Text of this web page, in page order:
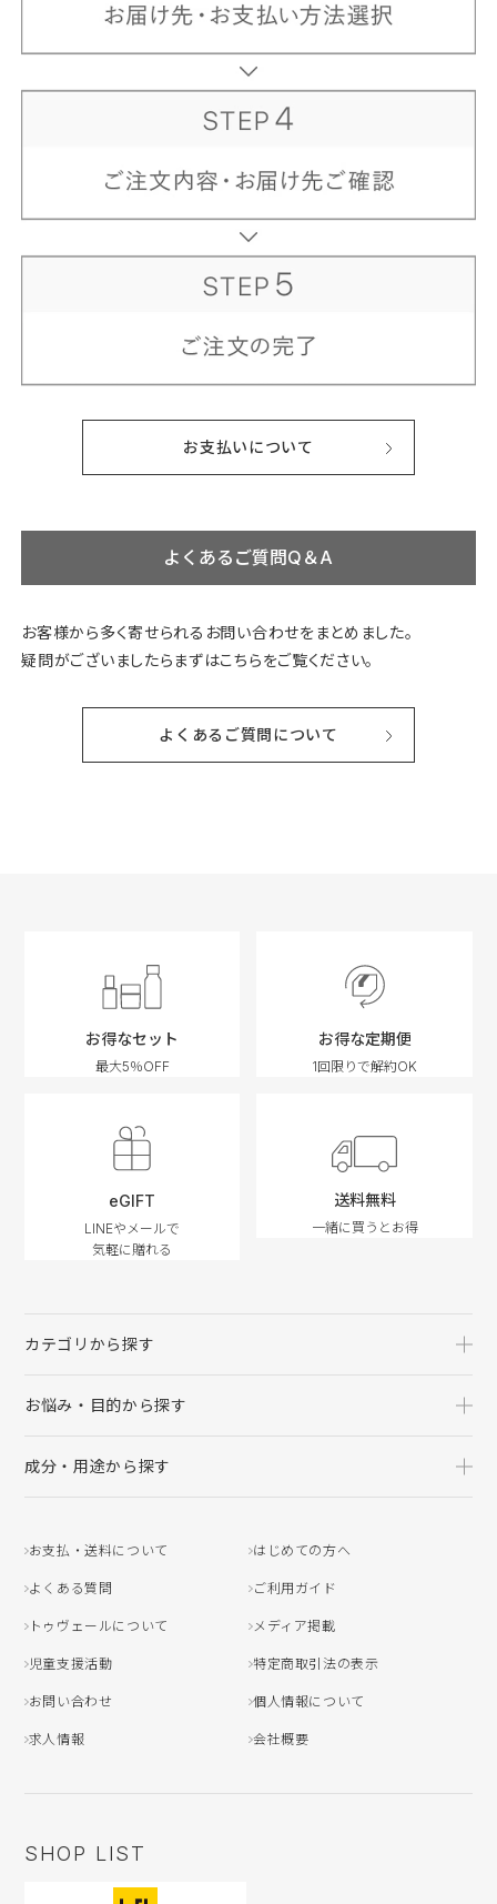
お支払いについて
よくあるご質問Q＆A
お客様から多く寄せられるお問い合わせをまとめました。
疑問がございましたらまずはこちらをご覧ください。
よくあるご質問について
お得なセット
最大5％OFF
お得な定期便
1回限りで解約OK
eGIFT
LINEやメールで
気軽に贈れる
送料無料
一緒に買うとお得
カテゴリから探す
お悩み・目的から探す
成分・用途から探す
お支払・送料について はじめての方へ
よくある質問 ご利用ガイド
トゥヴェールについて メディア掲載
児童支援活動 特定商取引法の表示
お問い合わせ 個人情報について
求人情報 会社概要
SHOP LIST